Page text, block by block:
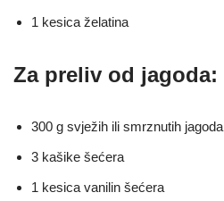
1 kesica želatina
Za preliv od jagoda:
300 g svježih ili smrznutih jagoda
3 kašike šećera
1 kesica vanilin šećera